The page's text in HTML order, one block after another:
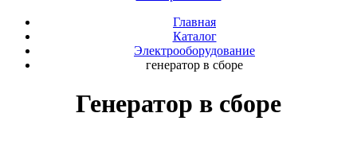
Главная
Каталог
Электрооборудование
генератор в сборе
Генератор в сборе